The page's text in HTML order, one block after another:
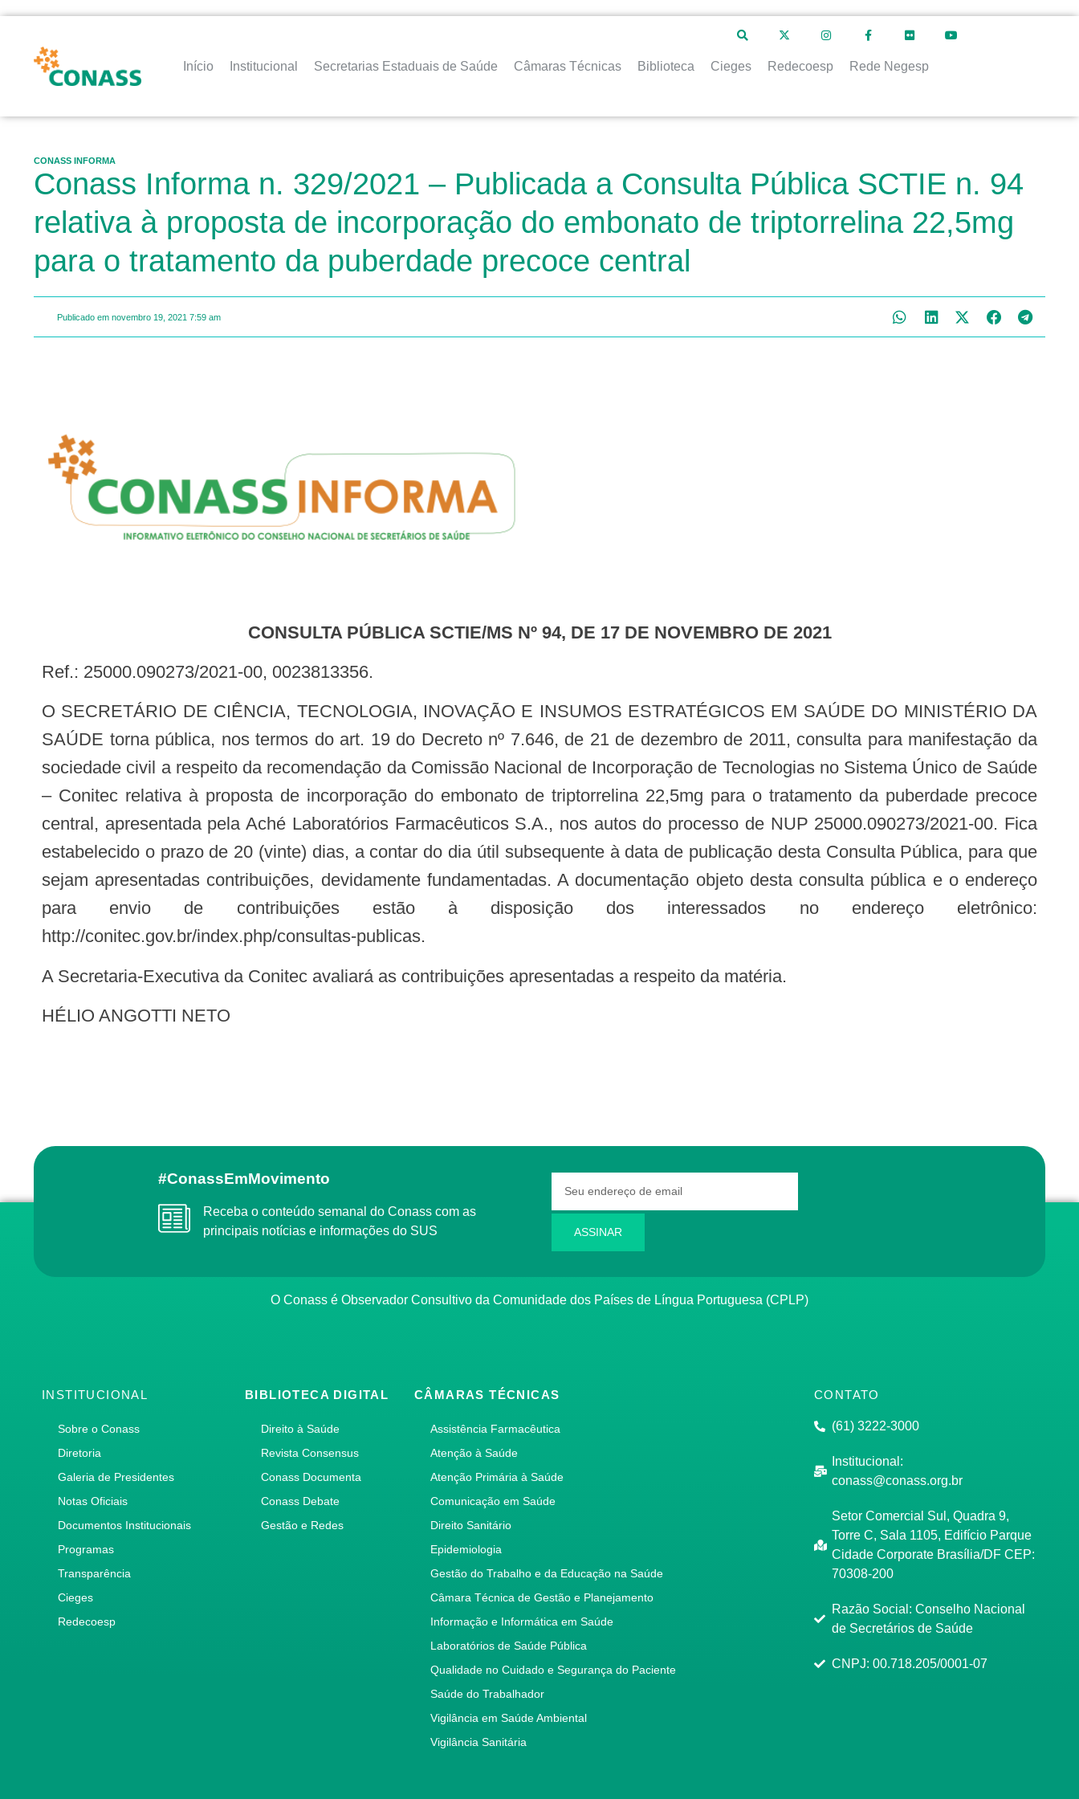
Início Institucional Secretarias Estaduais de Saúde Câmaras Técnicas Biblioteca Cieges Redecoesp Rede Negesp
CONASS INFORMA
Conass Informa n. 329/2021 – Publicada a Consulta Pública SCTIE n. 94
relativa à proposta de incorporação do embonato de triptorrelina 22,5mg
para o tratamento da puberdade precoce central
Publicado em novembro 19, 2021 7:59 am
CONSULTA PÚBLICA SCTIE/MS Nº 94, DE 17 DE NOVEMBRO DE 2021
Ref.: 25000.090273/2021-00, 0023813356.
O SECRETÁRIO DE CIÊNCIA, TECNOLOGIA, INOVAÇÃO E INSUMOS ESTRATÉGICOS EM SAÚDE DO MINISTÉRIO DA
SAÚDE torna pública, nos termos do art. 19 do Decreto nº 7.646, de 21 de dezembro de 2011, consulta para manifestação da
sociedade civil a respeito da recomendação da Comissão Nacional de Incorporação de Tecnologias no Sistema Único de Saúde
– Conitec relativa à proposta de incorporação do embonato de triptorrelina 22,5mg para o tratamento da puberdade precoce
central, apresentada pela Aché Laboratórios Farmacêuticos S.A., nos autos do processo de NUP 25000.090273/2021-00. Fica
estabelecido o prazo de 20 (vinte) dias, a contar do dia útil subsequente à data de publicação desta Consulta Pública, para que
sejam apresentadas contribuições, devidamente fundamentadas. A documentação objeto desta consulta pública e o endereço
para envio de contribuições estão à disposição dos interessados no endereço eletrônico:
http://conitec.gov.br/index.php/consultas-publicas.
A Secretaria-Executiva da Conitec avaliará as contribuições apresentadas a respeito da matéria.
HÉLIO ANGOTTI NETO
#ConassEmMovimento
Receba o conteúdo semanal do Conass com as
principais notícias e informações do SUS
ASSINAR
O Conass é Observador Consultivo da Comunidade dos Países de Língua Portuguesa (CPLP)
INSTITUCIONAL
Sobre o Conass
Diretoria
Galeria de Presidentes
Notas Oficiais
Documentos Institucionais
Programas
Transparência
Cieges
Redecoesp
BIBLIOTECA DIGITAL
Direito à Saúde
Revista Consensus
Conass Documenta
Conass Debate
Gestão e Redes
CÂMARAS TÉCNICAS
Assistência Farmacêutica
Atenção à Saúde
Atenção Primária à Saúde
Comunicação em Saúde
Direito Sanitário
Epidemiologia
Gestão do Trabalho e da Educação na Saúde
Câmara Técnica de Gestão e Planejamento
Informação e Informática em Saúde
Laboratórios de Saúde Pública
Qualidade no Cuidado e Segurança do Paciente
Saúde do Trabalhador
Vigilância em Saúde Ambiental
Vigilância Sanitária
CONTATO
(61) 3222-3000
Institucional:
conass@conass.org.br
Setor Comercial Sul, Quadra 9,
Torre C, Sala 1105, Edifício Parque
Cidade Corporate Brasília/DF CEP:
70308-200
Razão Social: Conselho Nacional
de Secretários de Saúde
CNPJ: 00.718.205/0001-07